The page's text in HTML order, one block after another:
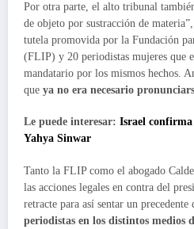
Por otra parte, el alto tribunal
de objeto por sustracción de
tutela promovida por la Fundación
(FLIP) y 20 periodistas mujeres que
mandatario por los mismos hechos.
que ya no era necesario
Le puede interesar: Israel
Yahya Sinwar
Tanto la FLIP como el abogado
las acciones legales en contra del
retracte para así sentar un precedente
periodistas en los distintos medios